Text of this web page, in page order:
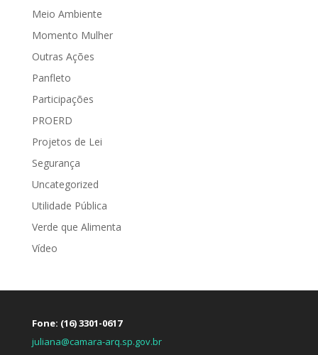
Meio Ambiente
Momento Mulher
Outras Ações
Panfleto
Participações
PROERD
Projetos de Lei
Segurança
Uncategorized
Utilidade Pública
Verde que Alimenta
Vídeo
Fone: (16) 3301-0617
juliana@camara-arq.sp.gov.br